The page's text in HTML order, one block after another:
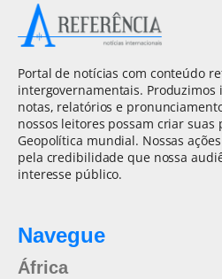
Portal de notícias com conteúdo
intergovernamentais. Produzimos
notas, relatórios e
nossos leitores possam criar
Geopolítica mundial. Nossas
pela credibilidade que nossa
interesse público.
Navegue
África